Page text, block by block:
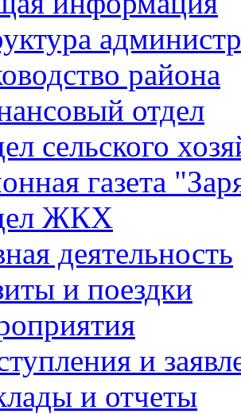
района
отдел
сельского
газета
ЖКХ
деятельность
и поездки
и
и отчеты